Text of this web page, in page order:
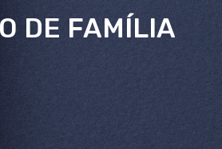
DE FAMÍLIA